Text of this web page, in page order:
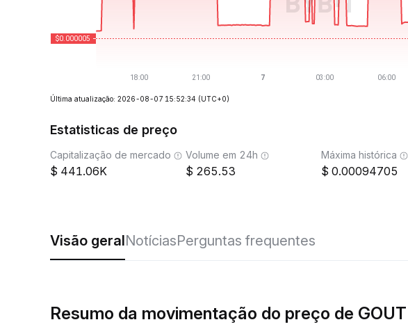
Última atualização: 2026-08-07 15:52:34 (UTC+0)
Estatisticas de preço
Capitalização de mercado
441.06K
Volume em 24h
265.53
Máxima histórica
0.00094705
Visão geralNotíciasPerguntas frequentes
Resumo da movimentação do preço de GOUT